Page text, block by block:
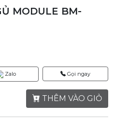
MODULE BM-
Zalo Gọi ngay
THÊM VÀO GIỎ